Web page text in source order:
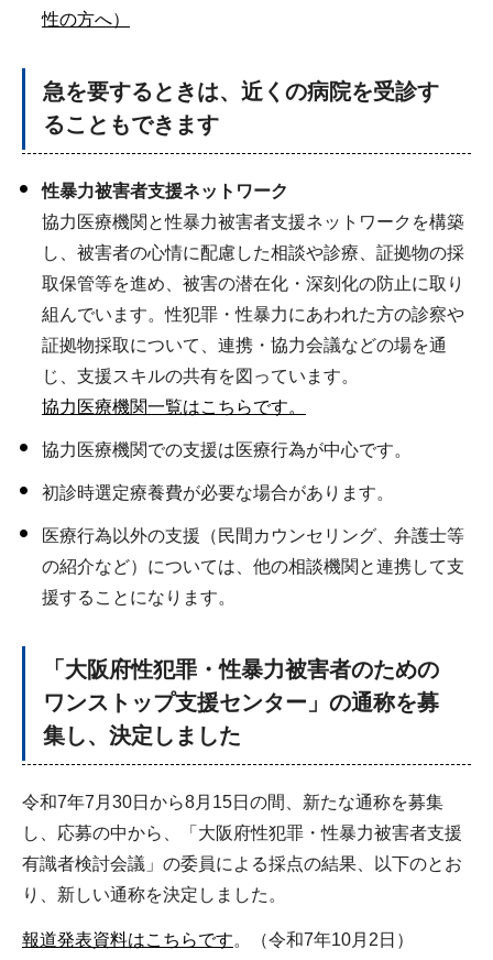
性の方へ）
急を要するときは、近くの病院を受診す
ることもできます
性暴力被害者支援ネットワーク
協力医療機関と性暴力被害者支援ネットワークを構築
し、被害者の心情に配慮した相談や診療、証拠物の採
取保管等を進め、被害の潜在化・深刻化の防止に取り
組んでいます。性犯罪・性暴力にあわれた方の診察や
証拠物採取について、連携・協力会議などの場を通
じ、支援スキルの共有を図っています。
協力医療機関一覧はこちらです。
協力医療機関での支援は医療行為が中心です。
初診時選定療養費が必要な場合があります。
医療行為以外の支援（民間カウンセリング、弁護士等
の紹介など）については、他の相談機関と連携して支
援することになります。
「大阪府性犯罪・性暴力被害者のための
ワンストップ支援センター」の通称を募
集し、決定しました
令和7年7月30日から8月15日の間、新たな通称を募集
し、応募の中から、「大阪府性犯罪・性暴力被害者支援
有識者検討会議」の委員による採点の結果、以下のとお
り、新しい通称を決定しました。
報道発表資料はこちらです。（令和7年10月2日）